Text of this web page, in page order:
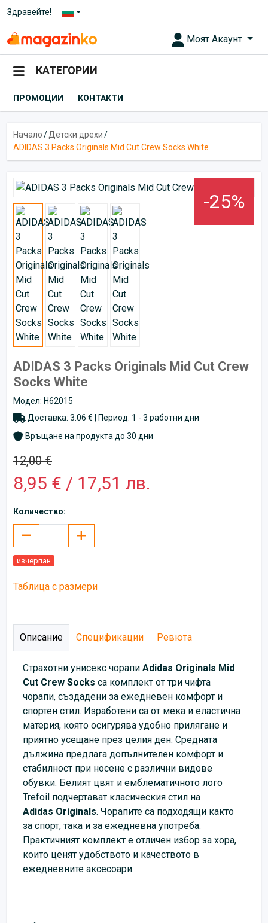
Здравейте!
Моят Акаунт
КАТЕГОРИИ
ПРОМОЦИИ КОНТАКТИ
Начало/Детски дрехи/
ADIDAS 3 Packs Originals Mid Cut Crew Socks White
-25%
ADIDAS 3 Packs Originals Mid Cut Crew
Socks White
Модел: H62015
Доставка: 3.06 € | Период: 1 - 3 работни дни
Връщане на продукта до 30 дни
12,00 €
8,95 € / 17,51 лв.
Количество:
изчерпан
Таблица с размери
Описание Спецификации Ревюта
Страхотни унисекс чорапи Adidas Originals Mid
Cut Crew Socks са комплект от три чифта
чорапи, създадени за ежедневен комфорт и
спортен стил. Изработени са от мека и еластична
материя, която осигурява удобно прилягане и
приятно усещане през целия ден. Средната
дължина предлага допълнителен комфорт и
стабилност при носене с различни видове
обувки. Белият цвят и емблематичното лого
Trefoil подчертават класическия стил на
Adidas Originals. Чорапите са подходящи както
за спорт, така и за ежедневна употреба.
Практичният комплект е отличен избор за хора,
които ценят удобството и качеството в
ежедневните аксесоари.